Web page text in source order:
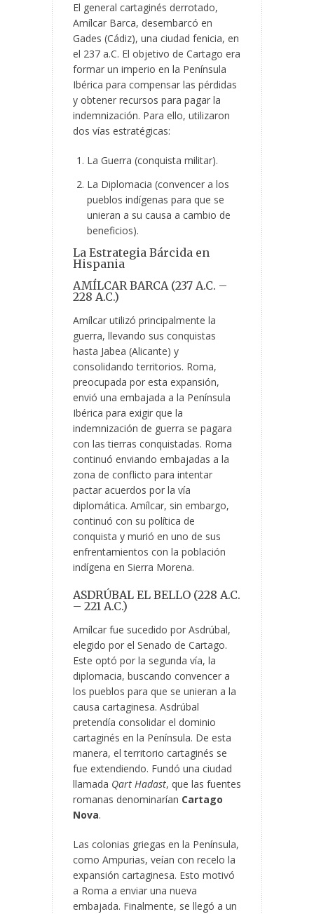
El general cartaginés derrotado,
Amílcar Barca, desembarcó en
Gades (Cádiz), una ciudad fenicia, en
el 237 a.C. El objetivo de Cartago era
formar un imperio en la Península
Ibérica para compensar las pérdidas
y obtener recursos para pagar la
indemnización. Para ello, utilizaron
dos vías estratégicas:
La Guerra (conquista militar).
La Diplomacia (convencer a los
pueblos indígenas para que se
unieran a su causa a cambio de
beneficios).
La Estrategia Bárcida en
Hispania
AMÍLCAR BARCA (237 A.C. –
228 A.C.)
Amílcar utilizó principalmente la
guerra, llevando sus conquistas
hasta Jabea (Alicante) y
consolidando territorios. Roma,
preocupada por esta expansión,
envió una embajada a la Península
Ibérica para exigir que la
indemnización de guerra se pagara
con las tierras conquistadas. Roma
continuó enviando embajadas a la
zona de conflicto para intentar
pactar acuerdos por la vía
diplomática. Amílcar, sin embargo,
continuó con su política de
conquista y murió en uno de sus
enfrentamientos con la población
indígena en Sierra Morena.
ASDRÚBAL EL BELLO (228 A.C.
– 221 A.C.)
Amílcar fue sucedido por Asdrúbal,
elegido por el Senado de Cartago.
Este optó por la segunda vía, la
diplomacia, buscando convencer a
los pueblos para que se unieran a la
causa cartaginesa. Asdrúbal
pretendía consolidar el dominio
cartaginés en la Península. De esta
manera, el territorio cartaginés se
fue extendiendo. Fundó una ciudad
llamada Qart Hadast, que las fuentes
romanas denominarían Cartago
Nova.
Las colonias griegas en la Península,
como Ampurias, veían con recelo la
expansión cartaginesa. Esto motivó
a Roma a enviar una nueva
embajada. Finalmente, se llegó a un